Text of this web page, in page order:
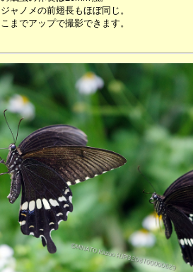
ャノメの前翅長もほぼ同じ。
までアップで撮影できます。